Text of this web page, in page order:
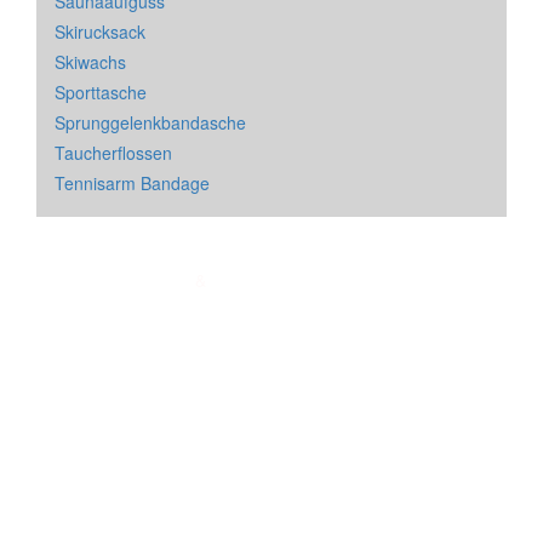
Skirucksack
Skiwachs
Sporttasche
Sprunggelenkbandasche
Taucherflossen
Tennisarm Bandage